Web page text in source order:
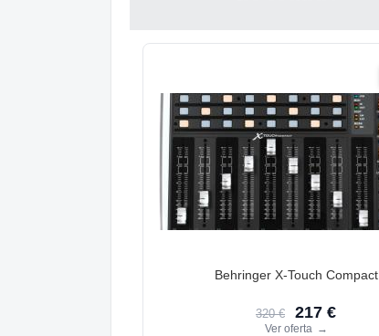
Behringer X-Touch Compact
320 € 217 €
Ver oferta →